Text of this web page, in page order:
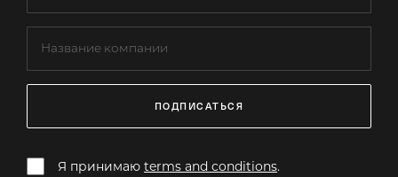
ПОДПИСАТЬСЯ
Я принимаю terms and conditions.